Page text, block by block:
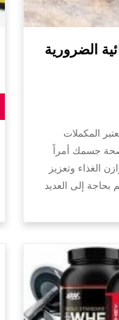
الضرورية
المكملات
جسمك أمراً
الغذاء وتعزيز
إلى العديد